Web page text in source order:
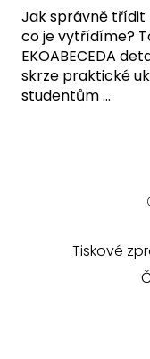
Jak správně třídit
co je vytřídíme?
EKOABECEDA
skrze praktické
studentům ...
Tiskové